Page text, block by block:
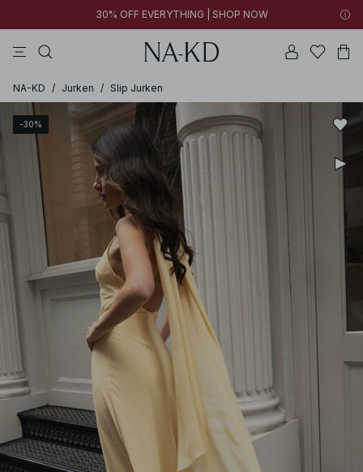
30% OFF EVERYTHING | SHOP NOW
NA-KD / Jurken / Slip Jurken
-30%